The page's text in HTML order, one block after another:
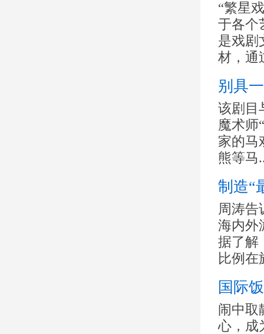
“繁星
于各个
是戏剧
材，通
别具
该剧目
魔术师
家的马
熊等马
制造“
周涛告
海内
据了解
比例在
国际
闹中取
心，成